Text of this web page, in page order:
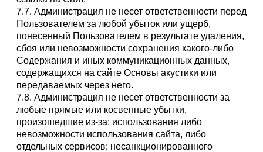
7.7. Администрация не несет ответственности перед
Пользователем за любой убыток или ущерб,
понесенный Пользователем в результате удаления,
сбоя или невозможности сохранения какого-либо
Содержания и иных коммуникационных данных,
содержащихся на сайте Основы акустики или
передаваемых через него.
7.8. Администрация не несет ответственности за
любые прямые или косвенные убытки,
произошедшие из-за: использования либо
невозможности использования сайта, либо
отдельных сервисов; несанкционированного